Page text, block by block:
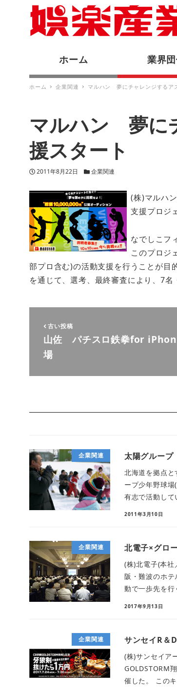
ホーム 業界
ホーム 企業関連 マルハン 夢にチャレンジするア
マルハン 夢に
援スタート
投稿日
2011年8月22日 カテゴリー
企業関連
(株)マルハ
支援プロジ
なでしこフ
このプロジ
部プロ含む)の活動支援を行うことが目
を通じて、選考、最終審査により、7名
古い投稿
山佐 パチスロ鉄拳for
場
企業関連 太陽グルー
北海道を拠点
ープ少年野球
有志で活動し
2011年3月10日
企業関連 北電子×グロ
(株)北電子(本
阪・難波のホ
動で一歩先を
2017年9月13日
企業関連 サンセイR＆
(株)サンセイア
GOLDSTORM
催した。 この